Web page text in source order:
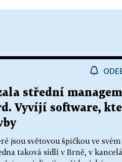
střední
Vyvíjí software,
jsou světovou špičkou ve svém
taková sídlí v Brně, v